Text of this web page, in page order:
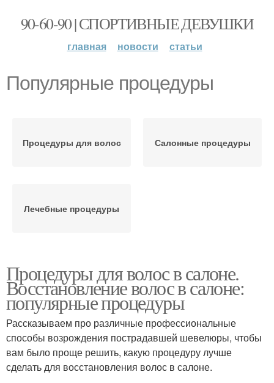
90-60-90 | СПОРТИВНЫЕ ДЕВУШКИ
главная новости статьи
Популярные процедуры
Процедуры для волос Салонные процедуры
Лечебные процедуры
Процедуры для волос в салоне.
Восстановление волос в салоне:
популярные процедуры
Рассказываем про различные профессиональные
способы возрождения пострадавшей шевелюры, чтобы
вам было проще решить, какую процедуру лучше
сделать для восстановления волос в салоне.